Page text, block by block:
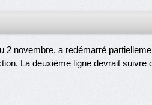
2 novembre, a redémarré
La deuxième ligne devrait suivre